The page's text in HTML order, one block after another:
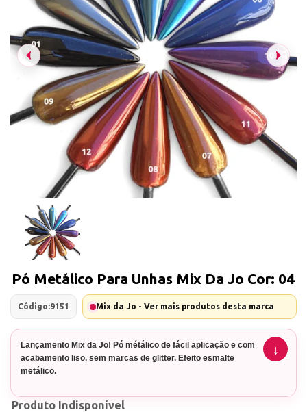
Pó Metálico Para Unhas Mix Da Jo Cor: 04
Código:9151 Mix da Jo - Ver mais produtos desta marca
Lançamento Mix da Jo! Pó métálico de fácil aplicação e com
acabamento liso, sem marcas de glitter. Efeito esmalte
metálico.
Produto Indisponível